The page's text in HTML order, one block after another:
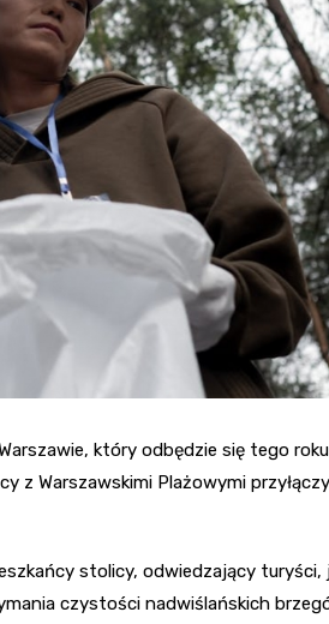
który odbędzie się tego
z Warszawskimi Plażowymi
stolicy, odwiedzający turyści,
czystości nadwiślańskich